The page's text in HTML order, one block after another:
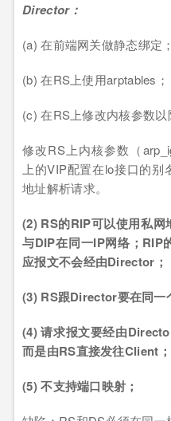
Director：
(a) 在前端网关做静态绑定；
(b) 在RS上使用arptables；
(c) 在RS上修改内核参数以
修改RS上内核参数（
上的VIP配置在lo接口的
地址解析请求。
(2) RS的RIP可以使用私
与DIP在同一IP网络；RIP
应报文不会经由Director；
(3) RS跟Director要在同一
(4) 请求报文要经由
而是由RS直接发往Client；
(5) 不支持端口映射；